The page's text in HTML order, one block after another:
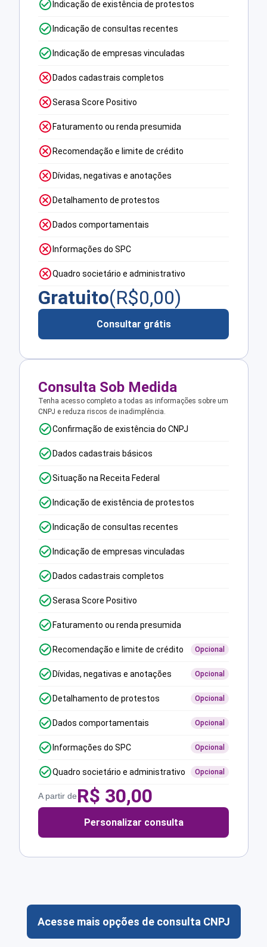
Indicação de existência de protestos
Indicação de consultas recentes
Indicação de empresas vinculadas
Dados cadastrais completos
Serasa Score Positivo
Faturamento ou renda presumida
Recomendação e limite de crédito
Dívidas, negativas e anotações
Detalhamento de protestos
Dados comportamentais
Informações do SPC
Quadro societário e administrativo
Gratuito(R$0,00)
Consultar grátis
Consulta Sob Medida
Tenha acesso completo a todas as informações sobre um
CNPJ e reduza riscos de inadimplência.
Confirmação de existência do CNPJ
Dados cadastrais básicos
Situação na Receita Federal
Indicação de existência de protestos
Indicação de consultas recentes
Indicação de empresas vinculadas
Dados cadastrais completos
Serasa Score Positivo
Faturamento ou renda presumida
Recomendação e limite de crédito Opcional
Dívidas, negativas e anotações Opcional
Detalhamento de protestos Opcional
Dados comportamentais Opcional
Informações do SPC Opcional
Quadro societário e administrativo Opcional
A partir deR$ 30,00
Personalizar consulta
Acesse mais opções de consulta CNPJ